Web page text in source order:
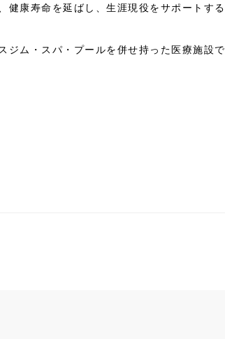
健康寿命を延ばし、生涯現役をサポートする
ジム・スパ・プールを併せ持った医療施設で